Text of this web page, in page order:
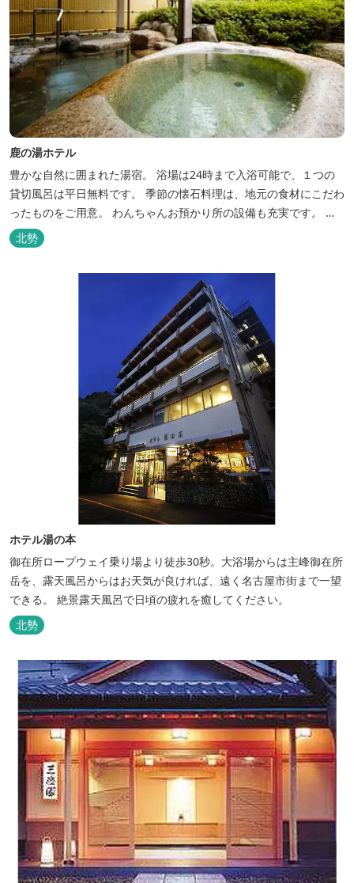
鹿の湯ホテル
豊かな自然に囲まれた湯宿。 浴場は24時まで入浴可能で、１つの
貸切風呂は平日無料です。 季節の懐石料理は、地元の食材にこだわ
ったものをご用意。 わんちゃんお預かり所の設備も充実です。 女
将手作りのお酢とカモシカソフトが人気です。 お食事処と大浴場の
脱衣所に最新の高機能換気設備を導入いたしました。
北勢
ホテル湯の本
御在所ロープウェイ乗り場より徒歩30秒。大浴場からは主峰御在所
岳を、露天風呂からはお天気が良ければ、遠く名古屋市街まで一望
できる。 絶景露天風呂で日頃の疲れを癒してください。
北勢